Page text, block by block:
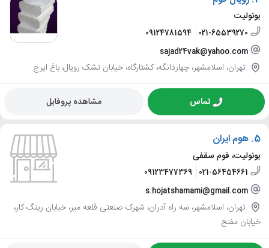
یونولیت
021-65539270
09124781594
sajad24vak@yahoo.com
تهران، اسلامشهر، چهاردانگه، کشتارگاه، خیابان تشک رویال، باغ ایرج
تماس مشاهده پروفایل
5. هوم ایران
یونولیت، فوم سقفی
021-56454661
09123477369
s.hojatshamami@gmail.com
تهران، اسلامشهر، سه راه آدران، شهرک صنعتی قلعه میر، خیابان رینگ کار،
خیابان مفتح